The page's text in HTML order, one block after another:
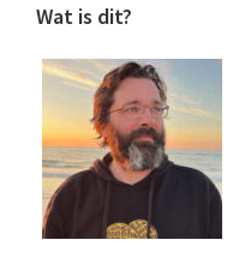
Footer
Wat is dit?